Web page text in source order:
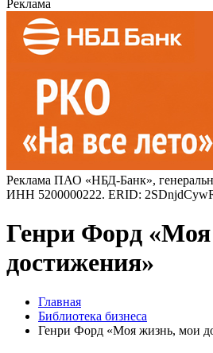
Реклама
Реклама ПАО «НБД-Банк»,
ИНН 5200000222. ERID:
Генри Форд
достижения»
Главная
Библиотека бизнеса
Генри Форд «Моя жизнь, мои